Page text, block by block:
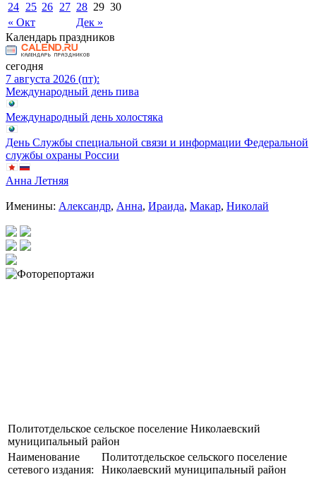
« Окт Дек »
24 25 26 27 28 29 30
Календарь праздников
сегодня
7 августа 2026 (пт):
Международный день пива
Международный день холостяка
День Службы специальной связи и информации Федеральной
службы охраны России
Анна Летняя
Именины: Александр, Анна, Ираида, Макар, Николай
Политотдельское сельское поселение Николаевский
муниципальный район
Наименование
сетевого издания:
Политотдельское сельского поселение
Николаевский муниципальный район